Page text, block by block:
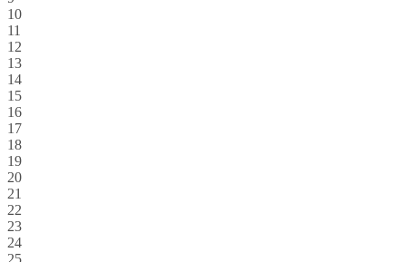
10
11
12
13
14
15
16
17
18
19
20
21
22
23
24
25